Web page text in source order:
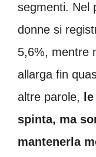
segmenti. Nel
donne si
5,6%, mentre
allarga fin
altre parole,
spinta, ma
mantenerla